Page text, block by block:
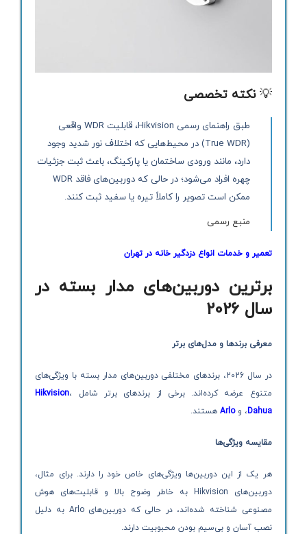
💡نکته تخصصی
طبق راهنمای رسمی Hikvision، قابلیت WDR واقعی
(True WDR) در محیط‌هایی که اختلاف نور شدید وجود
دارد، مانند ورودی ساختمان یا پارکینگ، باعث ثبت جزئیات
چهره افراد می‌شود؛ در حالی که دوربین‌های فاقد WDR
ممکن است تصویر را کاملاً تیره یا سفید ثبت کنند.
منبع رسمی
تعمیر و خدمات انواع دزدگیر خانه در تهران
برترین دوربین‌های مدار بسته در
سال 2026
معرفی برندها و مدل‌های برتر
در سال 2026، برندهای مختلفی دوربین‌های مدار بسته با ویژگی‌های
متنوع عرضه کرده‌اند. برخی از برندهای برتر شامل
Hikvision،
Dahua، وArlo هستند.
مقایسه ویژگی‌ها
هر یک از این دوربین‌ها ویژگی‌های خاص خود را دارند. برای مثال،
دوربین‌های Hikvision به خاطر وضوح بالا و قابلیت‌های هوش
مصنوعی شناخته شده‌اند، در حالی که دوربین‌های Arlo به دلیل
نصب آسان و بی‌سیم بودن محبوبیت دارند.